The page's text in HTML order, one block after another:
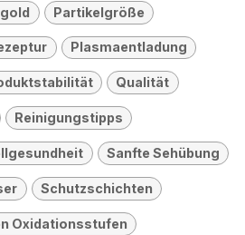
Partikelgröße
Plasmaentladung
Qualität
Reinigungstipps
Sanfte Sehübung
Schutzschichten
Oxidationsstufen